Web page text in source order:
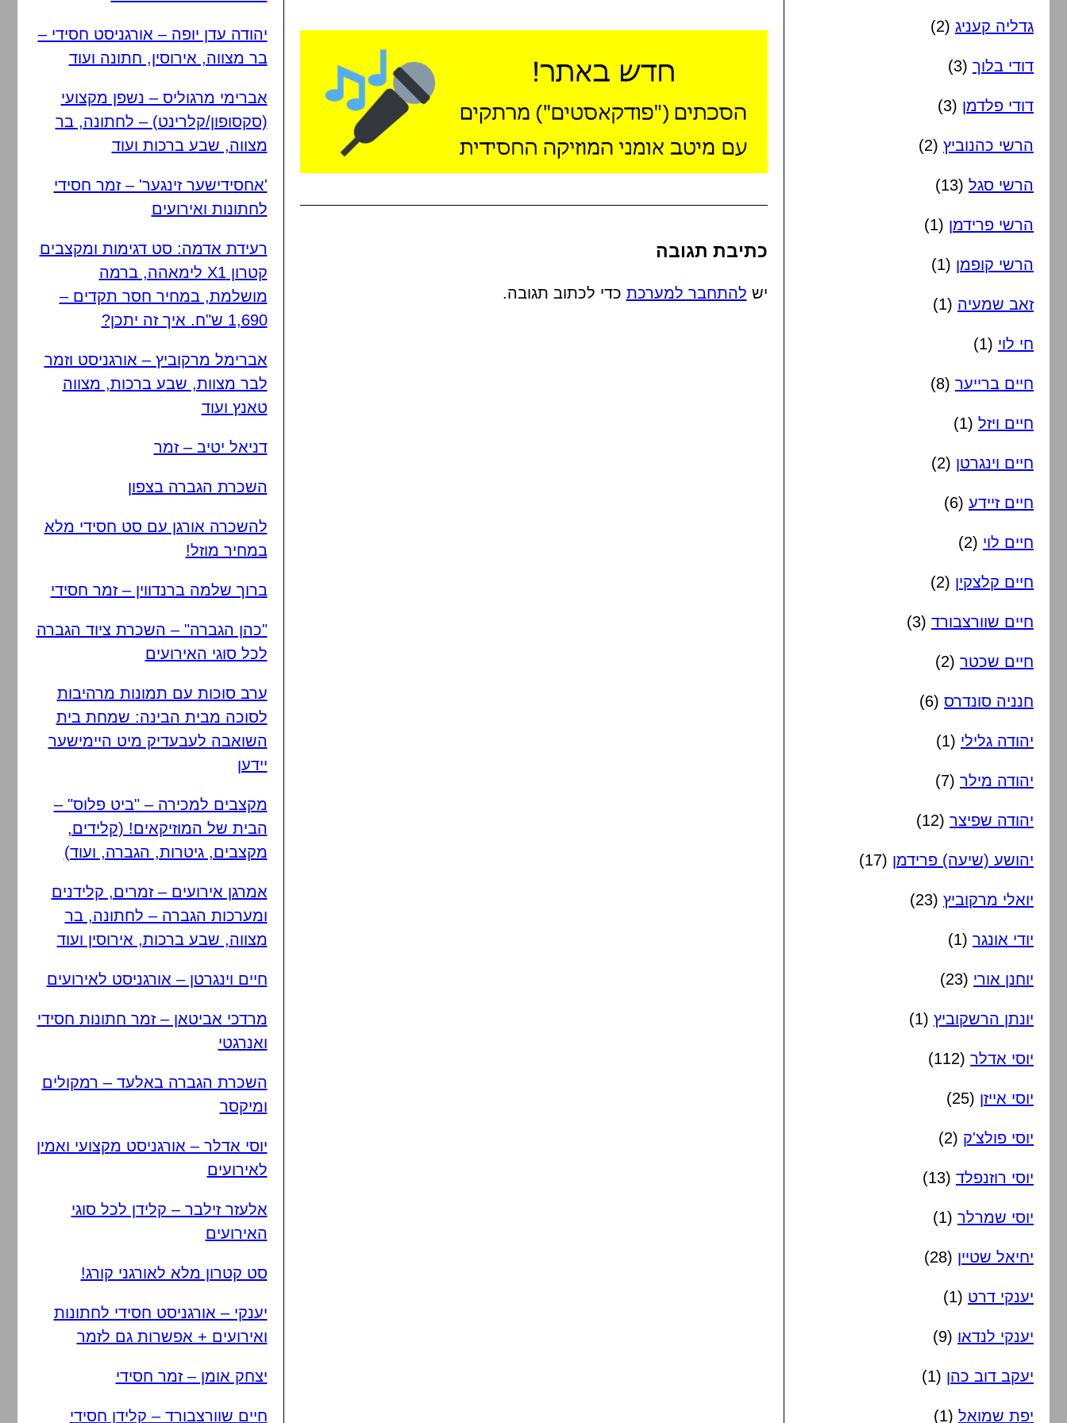
כתיבת תגובה
יש להתחבר למערכת כדי לכתוב תגובה.
גדליה קעניג (2)
דודי בלוך (3)
דודי פלדמן (3)
הרשי כהנוביץ (2)
הרשי סגל (13)
הרשי פרידמן (1)
הרשי קופמן (1)
זאב שמעיה (1)
חי לוי (1)
חיים ברייער (8)
חיים ויזל (1)
חיים וינגרטן (2)
חיים זיידע (6)
חיים לוי (2)
חיים קלצקין (2)
חיים שוורצבורד (3)
חיים שכטר (2)
חנניה סונדרס (6)
יהודה גלילי (1)
יהודה מילר (7)
יהודה שפיצר (12)
יהושע (שיעה) פרידמן (17)
יואלי מרקוביץ (23)
יודי אונגר (1)
יוחנן אורי (23)
יונתן הרשקוביץ (1)
יוסי אדלר (112)
יוסי אייזן (25)
יוסי פולצ'ק (2)
יוסי רוזנפלד (13)
יוסי שמרלר (1)
יחיאל שטיין (28)
יענקי דרט (1)
יענקי לנדאו (9)
יעקב דוב כהן (1)
יפת שמואל (1)
יהודה עדן יופה – אורגניסט חסידי –
בר מצווה, אירוסין, חתונה ועוד
אברימי מרגוליס – נשפן מקצועי
(סקסופון/קלרינט) – לחתונה, בר
מצווה, שבע ברכות ועוד
'אחסידישער זינגער' – זמר חסידי
לחתונות ואירועים
רעידת אדמה: סט דגימות ומקצבים
קטרון X1 לימאהה, ברמה
מושלמת, במחיר חסר תקדים –
1,690 ש"ח. איך זה יתכן?
אברימל מרקוביץ – אורגניסט וזמר
לבר מצוות, שבע ברכות, מצווה
טאנץ ועוד
דניאל יטיב – זמר
השכרת הגברה בצפון
להשכרה אורגן עם סט חסידי מלא
במחיר מוזל!
ברוך שלמה ברנדווין – זמר חסידי
"כהן הגברה" – השכרת ציוד הגברה
לכל סוגי האירועים
ערב סוכות עם תמונות מרהיבות
לסוכה מבית הבינה: שמחת בית
השואבה לעבעדיק מיט היימישער
יידען
מקצבים למכירה – "ביט פלוס" –
הבית של המוזיקאים! (קלידים,
מקצבים, גיטרות, הגברה, ועוד)
אמרגן אירועים – זמרים, קלידנים
ומערכות הגברה – לחתונה, בר
מצווה, שבע ברכות, אירוסין ועוד
חיים וינגרטן – אורגניסט לאירועים
מרדכי אביטאן – זמר חתונות חסידי
ואנרגטי
השכרת הגברה באלעד – רמקולים
ומיקסר
יוסי אדלר – אורגניסט מקצועי ואמין
לאירועים
אלעזר זילבר – קלידן לכל סוגי
האירועים
סט קטרון מלא לאורגני קורג!
יענקי – אורגניסט חסידי לחתונות
ואירועים + אפשרות גם לזמר
יצחק אומן – זמר חסידי
חיים שוורצבורד – קלידן חסידי